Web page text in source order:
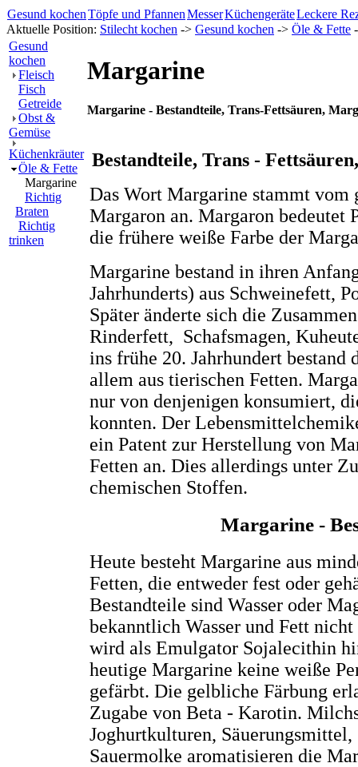
Gesund kochenTöpfe und PfannenMesserKüchengeräteLeckere
Aktuelle Position: Stilecht kochen -> Gesund kochen -> Öle & Fette
Gesund
kochen
Fleisch
Fisch
Getreide
Obst &
Gemüse
Küchenkräuter
Öle & Fette
Margarine
Richtig
Braten
Richtig
trinken
Margarine
Margarine - Bestandteile, Trans-Fettsäuren,
Bestandteile, Trans -
Das Wort Margarine stammt vom
Margaron an. Margaron bedeutet
die frühere weiße Farbe der
Margarine bestand in ihren
Jahrhunderts) aus Schweinefett,
Später änderte sich die
Rinderfett, Schafsmagen,
ins frühe 20. Jahrhundert bestand
allem aus tierischen Fetten.
nur von denjenigen konsumiert,
konnten. Der
ein Patent zur Herstellung von
Fetten an. Dies allerdings unter
chemischen Stoffen.
Margarine -
Heute besteht Margarine aus
Fetten, die entweder fest oder
Bestandteile sind Wasser oder
bekanntlich Wasser und Fett
wird als Emulgator Sojalecithin
heutige Margarine keine weiße
gefärbt. Die gelbliche Färbung
Zugabe von Beta - Karotin.
Joghurtkulturen,
Sauermolke aromatisieren die